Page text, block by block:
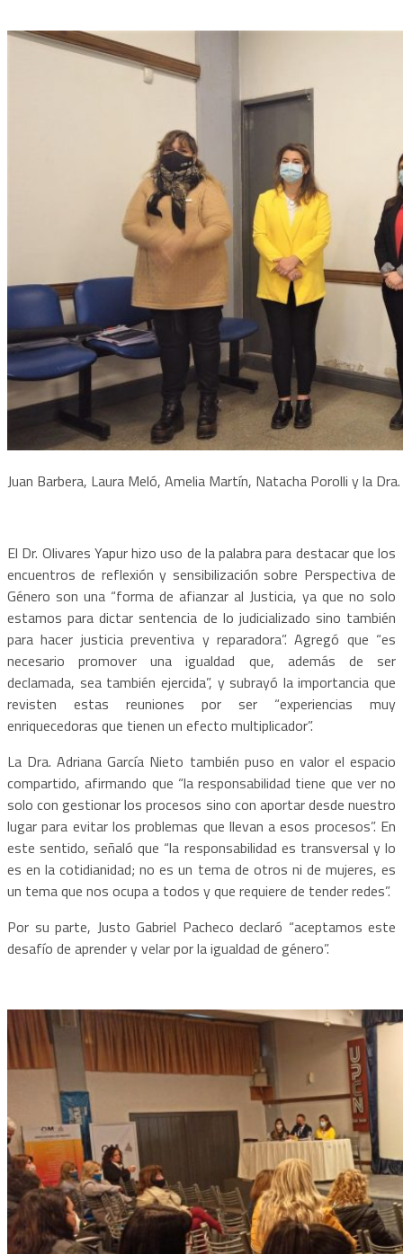
Juan Barbera, Laura Meló, Amelia Martín, Natacha Porolli y la Dra.
El Dr. Olivares Yapur hizo uso de la palabra para destacar que los
encuentros de reflexión y sensibilización sobre Perspectiva de
Género son una “forma de afianzar al Justicia, ya que no solo
estamos para dictar sentencia de lo judicializado sino también
para hacer justicia preventiva y reparadora”. Agregó que “es
necesario promover una igualdad que, además de ser
declamada, sea también ejercida”, y subrayó la importancia que
revisten estas reuniones por ser “experiencias muy
enriquecedoras que tienen un efecto multiplicador”.
La Dra. Adriana García Nieto también puso en valor el espacio
compartido, afirmando que “la responsabilidad tiene que ver no
solo con gestionar los procesos sino con aportar desde nuestro
lugar para evitar los problemas que llevan a esos procesos”. En
este sentido, señaló que “la responsabilidad es transversal y lo
es en la cotidianidad; no es un tema de otros ni de mujeres, es
un tema que nos ocupa a todos y que requiere de tender redes”.
Por su parte, Justo Gabriel Pacheco declaró “aceptamos este
desafío de aprender y velar por la igualdad de género”.